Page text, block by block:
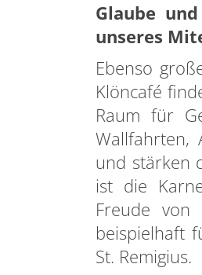
Glaube
unseres
Ebenso
Klöncafé
Raum für
Wallfahrten,
und stärken
ist die
Freude von
beispielhaft
St. Remigius.